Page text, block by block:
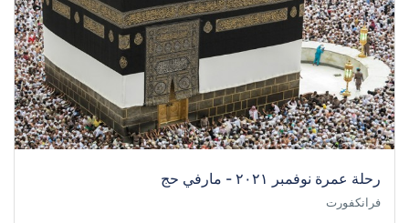
رحلة عمرة نوفمبر ٢٠٢١ - مارفي حج
فرانكفورت